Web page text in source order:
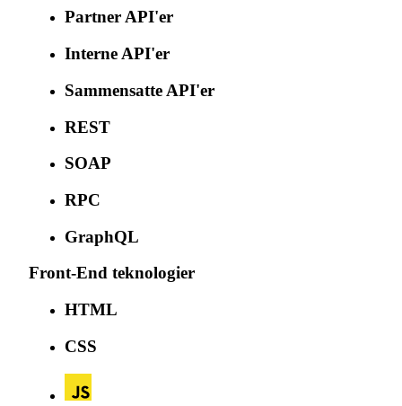
Partner API'er
Interne API'er
Sammensatte API'er
REST
SOAP
RPC
GraphQL
Front-End teknologier
HTML
CSS